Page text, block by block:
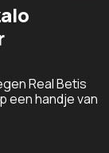
Real Betis
een handje van